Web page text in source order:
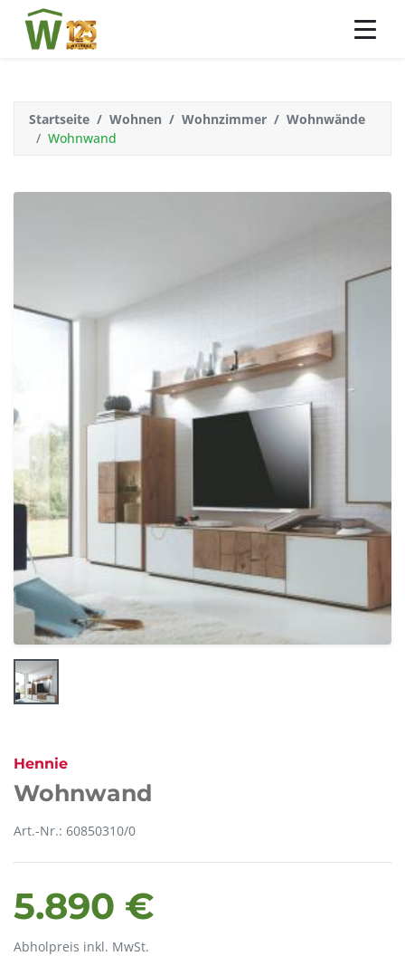
Startseite Wohnen Wohnzimmer
Wohnwände
Wohnwand
Hennie
Wohnwand
Art.-Nr.: 60850310/0
5.890 €
Abholpreis inkl. MwSt.